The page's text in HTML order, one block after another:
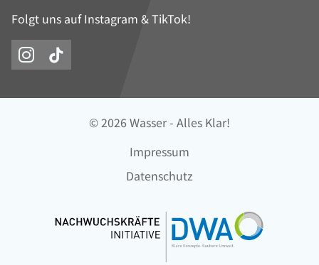
Folgt uns auf Instagram & TikTok!
© 2026 Wasser - Alles Klar!
Navigation
überspringen
Impressum
Datenschutz